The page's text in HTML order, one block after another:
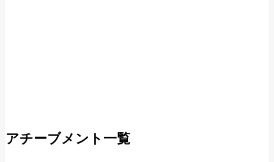
アチーブメント一覧